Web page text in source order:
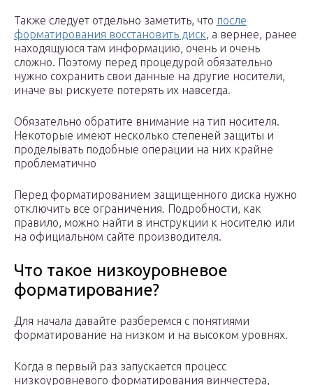
Также следует отдельно заметить, что после
форматирования восстановить диск, а вернее, ранее
находящуюся там информацию, очень и очень
сложно. Поэтому перед процедурой обязательно
нужно сохранить свои данные на другие носители,
иначе вы рискуете потерять их навсегда.
Обязательно обратите внимание на тип носителя.
Некоторые имеют несколько степеней защиты и
проделывать подобные операции на них крайне
проблематично
Перед форматированием защищенного диска нужно
отключить все ограничения. Подробности, как
правило, можно найти в инструкции к носителю или
на официальном сайте производителя.
Что такое низкоуровневое
форматирование?
Для начала давайте разберемся с понятиями
форматирование на низком и на высоком уровнях.
Когда в первый раз запускается процесс
низкоуровневого форматирования винчестера,